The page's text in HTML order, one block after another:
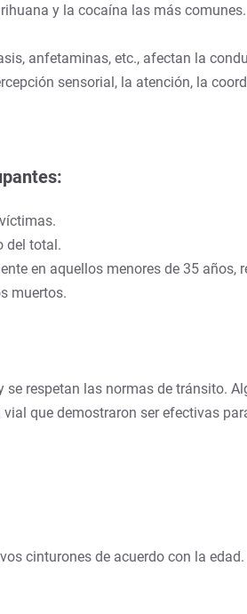
y la cocaína las más comunes.
anfetaminas, etc., afectan la
sensorial, la atención, la
del total.
en aquellos menores de 35 años,
muertos.
respetan las normas de tránsito.
que demostraron ser efectivas
cinturones de acuerdo con la edad.